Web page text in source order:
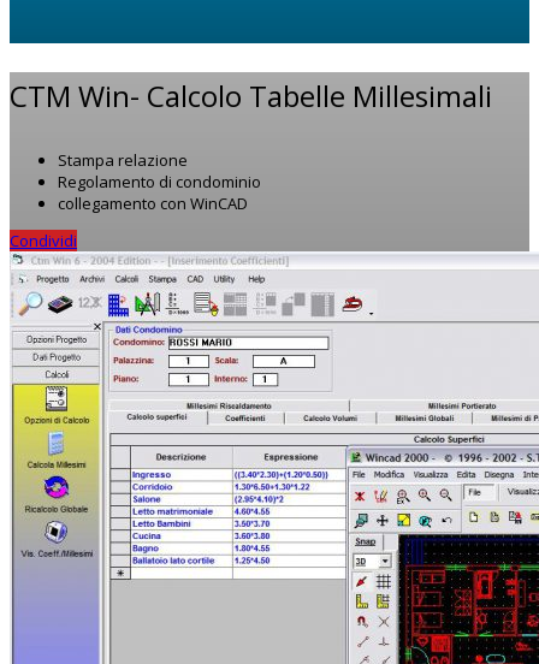
CTM Win- Calcolo Tabelle Millesimali
Stampa relazione
Regolamento di condominio
collegamento con WinCAD
Condividi